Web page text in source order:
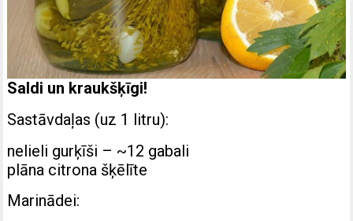
Saldi un kraukšķīgi!
Sastāvdaļas (uz 1 litru):
nelieli gurķīši – ~12 gabali
plāna citrona šķēlīte
Marinādei: